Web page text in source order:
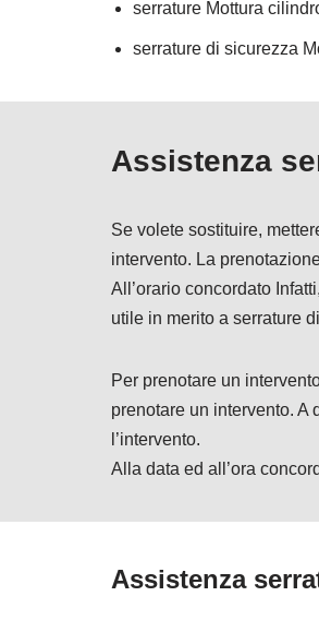
serrature Mottura
serrature di sicurezza
Assistenza
Se volete sostituire,
intervento. La
All’orario concordato
utile in merito a serrature
Per prenotare un
prenotare un intervento. A
l’intervento.
Alla data ed all’ora
Assistenza